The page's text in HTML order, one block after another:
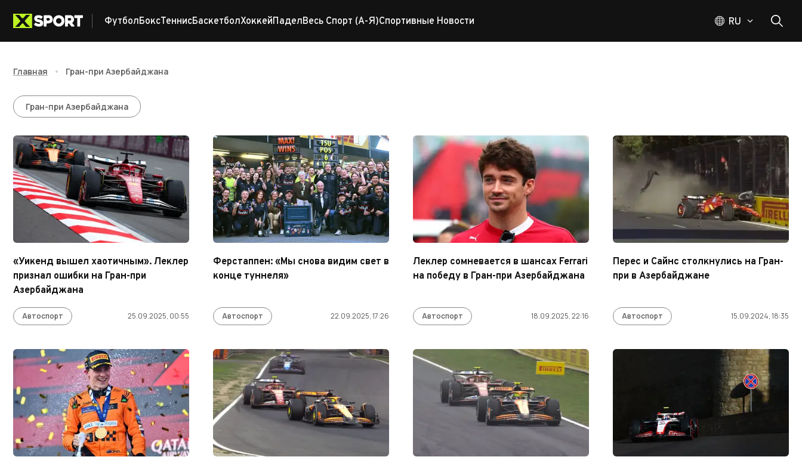
ФутболБоксТеннисБаскетболХоккейПаделВесь Спорт (А-Я)Спортивные Новости RU
Главная • Гран-при Азербайджана
Гран-при Азербайджана
Гран-при Азербайджана
«Уикенд вышел хаотичным». Леклер
признал ошибки на Гран-при
Азербайджана
Автоспорт 25.09.2025, 00:55
Ферстаппен: «Мы снова видим свет в
конце туннеля»
Автоспорт 22.09.2025, 17:26
Леклер сомневается в шансах Ferrari
на победу в Гран-при Азербайджана
Автоспорт 18.09.2025, 22:16
Перес и Сайнс столкнулись на Гран-
при в Азербайджане
Автоспорт 15.09.2024, 18:35